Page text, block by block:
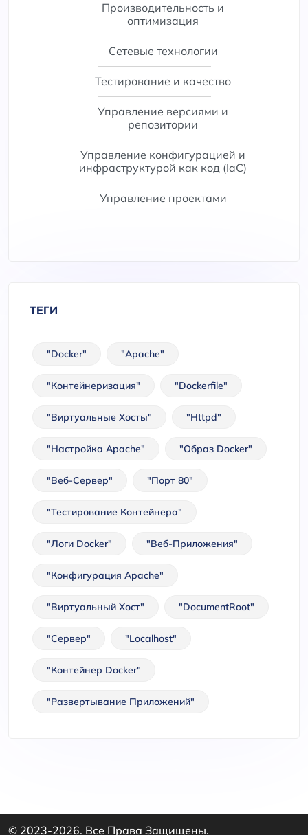
Производительность и
оптимизация
Сетевые технологии
Тестирование и качество
Управление версиями и
репозитории
Управление конфигурацией и
инфраструктурой как код (IaC)
Управление проектами
ТЕГИ
"Docker" "Apache"
"Контейнеризация" "Dockerfile"
"Виртуальные Хосты" "httpd"
"Настройка Apache" "Образ Docker"
"Веб-Сервер" "Порт 80"
"Тестирование Контейнера"
"Логи Docker" "Веб-Приложения"
"Конфигурация Apache"
"Виртуальный Хост" "DocumentRoot"
"Сервер" "localhost"
"Контейнер Docker"
"Развертывание Приложений"
© 2023-2026. Все Права Защищены.